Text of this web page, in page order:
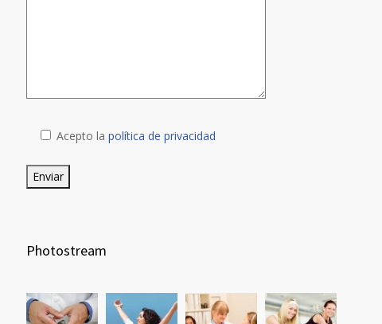
Acepto la política de privacidad
Photostream